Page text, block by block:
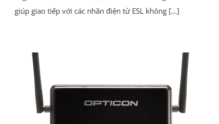
giúp giao tiếp với các nhãn điện tử ESL không[...]